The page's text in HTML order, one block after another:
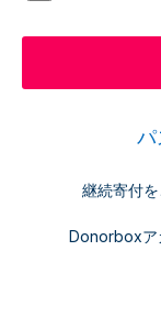
パ
継続寄付を
Donorboxア